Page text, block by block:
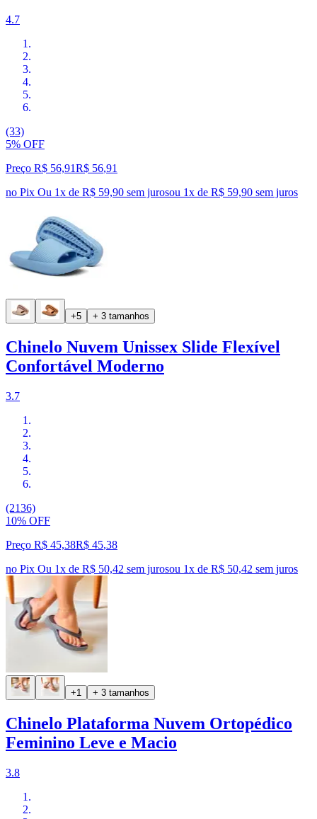
4.7
(33)
5% OFF
Preço R$ 56,91R$ 56,91
no Pix Ou 1x de R$ 59,90 sem jurosou 1x de R$ 59,90 sem juros
+5 + 3 tamanhos
Chinelo Nuvem Unissex Slide Flexível
Confortável Moderno
3.7
(2136)
10% OFF
Preço R$ 45,38R$ 45,38
no Pix Ou 1x de R$ 50,42 sem jurosou 1x de R$ 50,42 sem juros
+1 + 3 tamanhos
Chinelo Plataforma Nuvem Ortopédico
Feminino Leve e Macio
3.8